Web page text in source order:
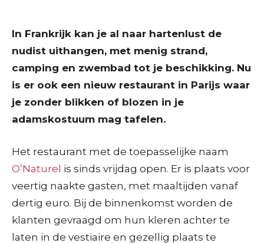
In Frankrijk kan je al naar hartenlust de
nudist uithangen, met menig strand,
camping en zwembad tot je beschikking. Nu
is er ook een nieuw restaurant in Parijs waar
je zonder blikken of blozen in je
adamskostuum mag tafelen.
Het restaurant met de toepasselijke naam
O’Naturel is sinds vrijdag open. Er is plaats voor
veertig naakte gasten, met maaltijden vanaf
dertig euro. Bij de binnenkomst worden de
klanten gevraagd om hun kleren achter te
laten in de vestiaire en gezellig plaats te